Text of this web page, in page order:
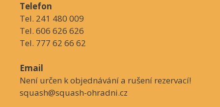
Telefon
Tel. 241 480 009
Tel. 606 626 626
Tel. 777 62 66 62
Email
Není určen k objednávání a rušení rezervací!
squash@squash-ohradni.cz